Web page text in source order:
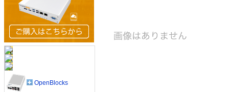
OpenBlocks